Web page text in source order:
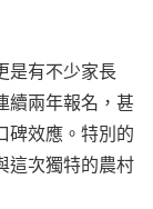
是有不少家長
續兩年報名，甚
碑效應。特別的
這次獨特的農村